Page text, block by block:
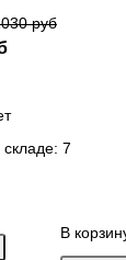
руб
складе: 7
В